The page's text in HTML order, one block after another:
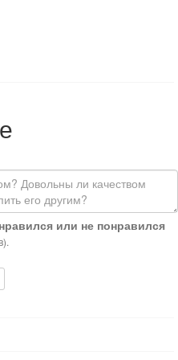
или не понравился